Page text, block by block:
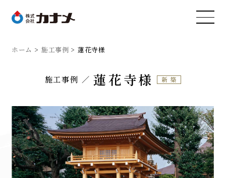
ホーム 施工事例 蓮花寺様
施工事例 蓮花寺様 新築